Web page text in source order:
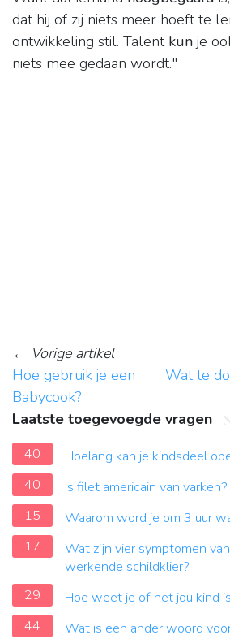
dat hij of zij niets meer hoeft te
ontwikkeling stil. Talent kun je
niets mee gedaan wordt."
← Vorige artikel
Hoe gebruik je een
Babycook?
Wat te
Laatste toegevoegde vragen
40
Hoelang kan je kindsdeel
40
Is filet americain van varken?
15
Waarom word je om 3 uur
17
Wat zijn vier symptomen
werkende schildklier?
29
Hoe weet je of het jou kind
44
Wat is een ander woord